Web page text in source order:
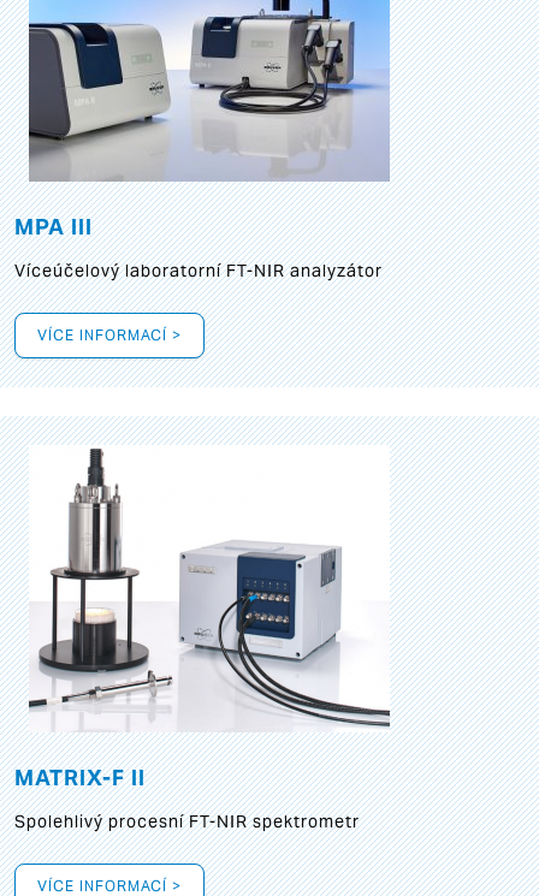
MPA III
Víceúčelový laboratorní FT-NIR analyzátor
VÍCE INFORMACÍ >
MATRIX-F II
Spolehlivý procesní FT-NIR spektrometr
VÍCE INFORMACÍ >